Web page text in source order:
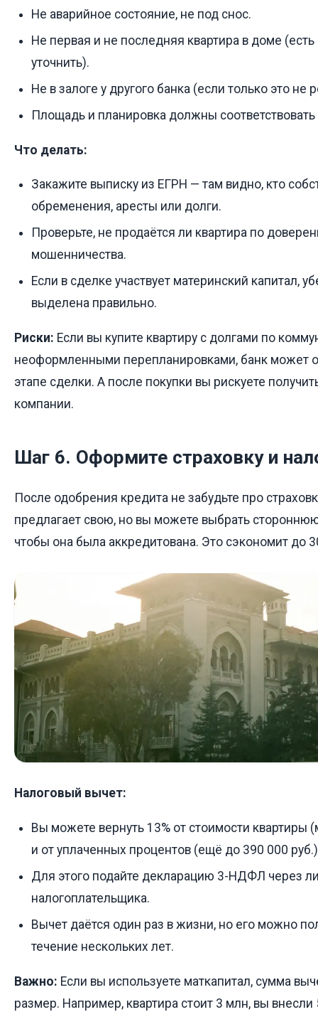
Не аварийное состояние, не под снос.
Не первая и не последняя квартира в доме
уточнить).
Не в залоге у другого банка (если только это не
Площадь и планировка должны
Что делать:
Закажите выписку из ЕГРН — там видно, кто
обременения, аресты или долги.
Проверьте, не продаётся ли квартира по
мошенничества.
Если в сделке участвует материнский капитал,
выделена правильно.
Риски: Если вы купите квартиру с долгами по
неоформленными перепланировками, банк может
этапе сделки. А после покупки вы рискуете
компании.
Шаг 6. Оформите страховку и
После одобрения кредита не забудьте про
предлагает свою, но вы можете выбрать
чтобы она была аккредитована. Это сэкономит до
Налоговый вычет:
Вы можете вернуть 13% от стоимости квартиры
и от уплаченных процентов (ещё до 390 000
Для этого подайте декларацию 3-НДФЛ через
налогоплательщика.
Вычет даётся один раз в жизни, но его можно
течение нескольких лет.
Важно: Если вы используете маткапитал, сумма
размер. Например, квартира стоит 3 млн, вы